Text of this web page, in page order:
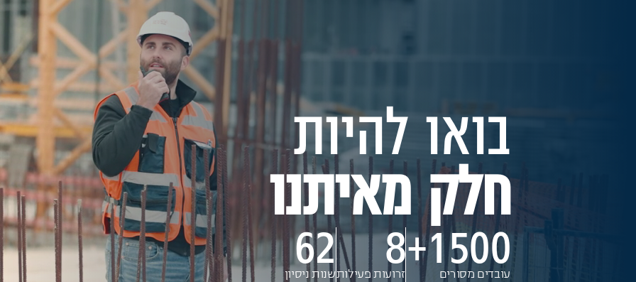
בואו להיות
חלק מאיתנו
1500+
עובדים מסורים 8
זרועות פעילות62
שנות ניסיון